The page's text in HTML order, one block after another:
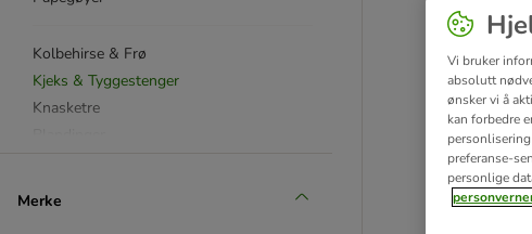
Kolbehirse & Frø
Kjeks & Tyggestenger
Knasketre
JR Farm
Merke
Vi bruker
absolutt
ønsker vi å
kan forbedre
preferanse-
personlige